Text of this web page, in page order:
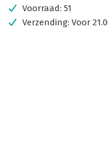
Voorraad: 51
Verzending: Voor